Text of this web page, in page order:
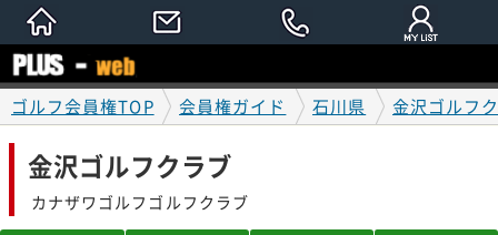
ゴルフ会員権TOP 会員権ガイド 石川県 金沢ゴルフ
金沢ゴルフクラブ
カナザワゴルフゴルフクラブ